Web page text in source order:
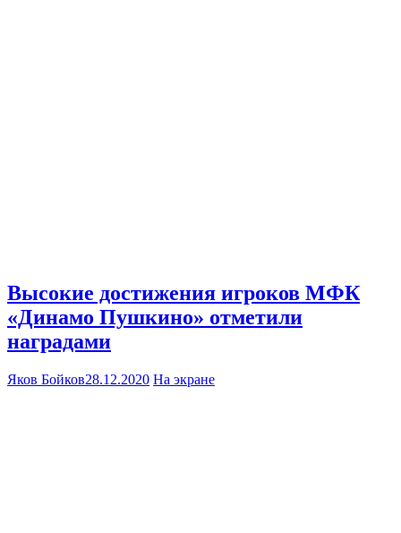
Высокие достижения игроков МФК
«Динамо Пушкино» отметили
наградами
Яков Бойков28.12.2020 На экране